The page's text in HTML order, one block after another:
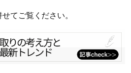
てご覧ください。